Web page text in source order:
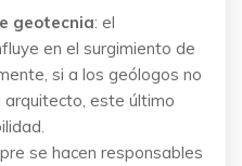
geotecnia: el
en el surgimiento de
si a los geólogos no
este último
se hacen responsables